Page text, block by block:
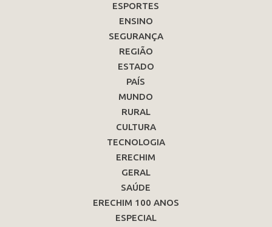
ESPORTES
ENSINO
SEGURANÇA
REGIÃO
ESTADO
PAÍS
MUNDO
RURAL
CULTURA
TECNOLOGIA
ERECHIM
GERAL
SAÚDE
ERECHIM 100 ANOS
ESPECIAL